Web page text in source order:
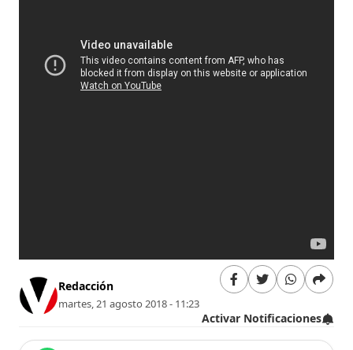
Redacción
martes, 21 agosto 2018 - 11:23
Activar Notificaciones